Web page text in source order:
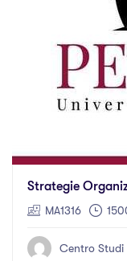
Strategie
MA1316
Centro Studi